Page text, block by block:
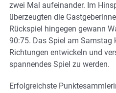
zwei Mal aufeinander. Im
überzeugten die
Rückspiel hingegen gewann
90:75. Das Spiel am Samstag
Richtungen entwickeln und
spannendes Spiel zu werden.
Erfolgreichste